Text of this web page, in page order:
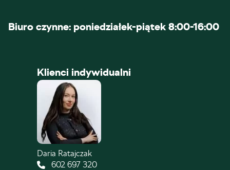
Biuro czynne: poniedziałek-piątek 8:00-16:00
Klienci indywidualni
Daria Ratajczak
602 697 320